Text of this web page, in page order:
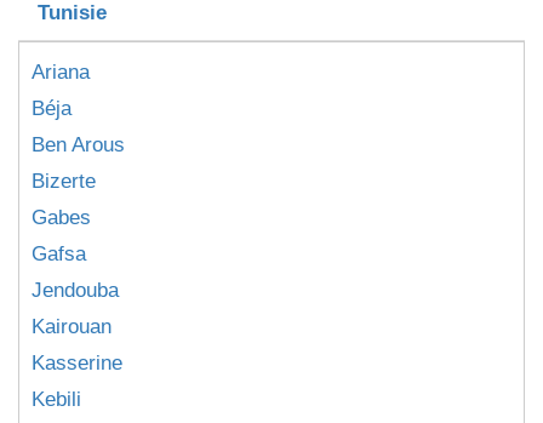
Tunisie
Ariana
Béja
Ben Arous
Bizerte
Gabes
Gafsa
Jendouba
Kairouan
Kasserine
Kebili